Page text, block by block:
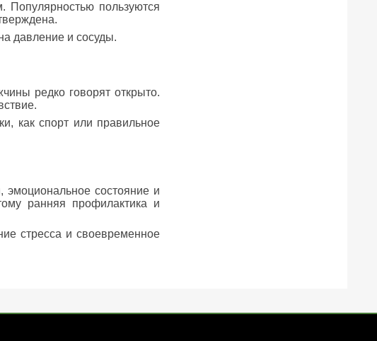
Популярностью пользуются
давление и сосуды.
редко говорят открыто.
как спорт или правильное
эмоциональное состояние и
ранняя профилактика и
стресса и своевременное